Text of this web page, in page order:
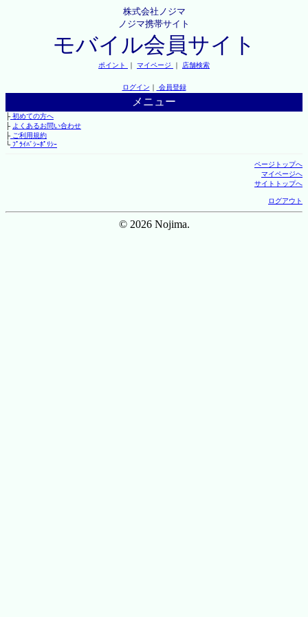
株式会社ノジマ
ノジマ携帯サイト
モバイル会員サイト
ポイント ｜ マイページ ｜ 店舗検索
ログイン ｜ 会員登録
メニュー
├初めての方へ
├ よくあるお問い合わせ
├ご利用規約
└ﾌﾟﾗｲﾊﾞｼｰﾎﾟﾘｼｰ
ページトップへ
マイページへ
サイトトップへ
ログアウト
© 2026 Nojima.